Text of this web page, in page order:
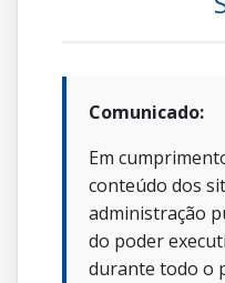
Comunicado:
Em
conteúdo dos
administração
do poder
durante todo o